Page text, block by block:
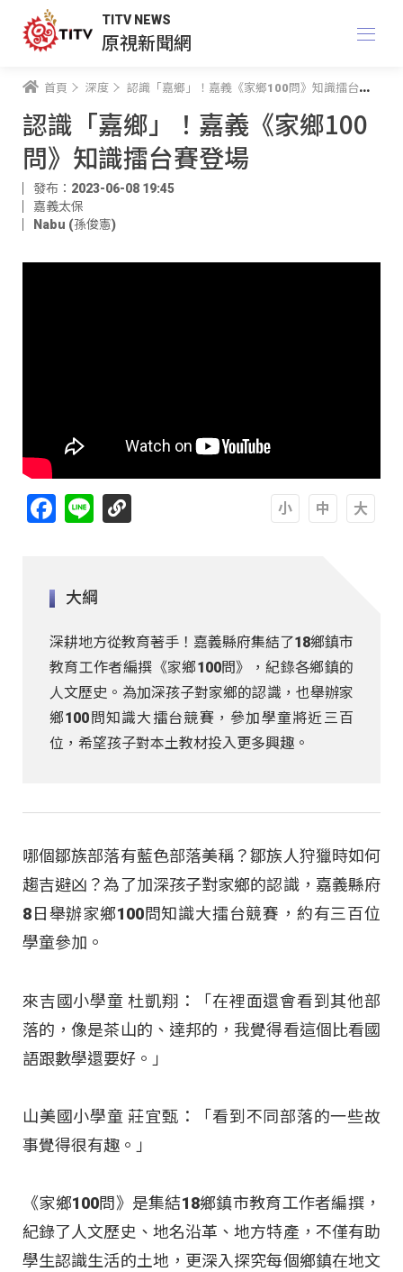
TITV NEWS
原視新聞網
首頁 深度 認識「嘉鄉」！嘉義《家鄉100問》知識擂台賽登場
認識「嘉鄉」！嘉義《家鄉100
問》知識擂台賽登場
發布：2023-06-08 19:45
嘉義太保
Nabu (孫俊憲)
Facebook
Line
大綱
深耕地方從教育著手！嘉義縣府集結了18鄉鎮市
教育工作者編撰《家鄉100問》，紀錄各鄉鎮的
人文歷史。為加深孩子對家鄉的認識，也舉辦家
鄉100問知識大擂台競賽，參加學童將近三百
位，希望孩子對本土教材投入更多興趣。
哪個鄒族部落有藍色部落美稱？鄒族人狩獵時如何
趨吉避凶？為了加深孩子對家鄉的認識，嘉義縣府
8日舉辦家鄉100問知識大擂台競賽，約有三百位
學童參加。
來吉國小學童 杜凱翔：「在裡面還會看到其他部
落的，像是茶山的、達邦的，我覺得看這個比看國
語跟數學還要好。」
山美國小學童 莊宜甄：「看到不同部落的一些故
事覺得很有趣。」
《家鄉100問》是集結18鄉鎮市教育工作者編撰，
紀錄了人文歷史、地名沿革、地方特產，不僅有助
學生認識生活的土地，更深入探究每個鄉鎮在地文